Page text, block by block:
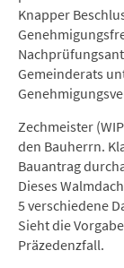
Knapper
Gemeinderats
Zechmeister
den Bauherrn.
Bauantrag
Dieses
5 verschiedene
Sieht die
Präzedenzfall.